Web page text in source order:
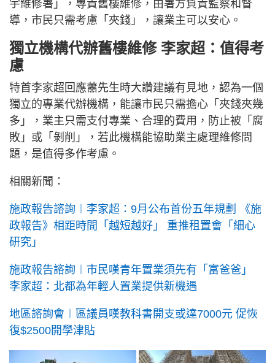
宇維修署」，專責舊樓維修，由署方負責監察和督
導，市民只需考慮「夾錢」，讓業主可以安心。
獨立機構代辦舊樓維修 李家超：值得考
慮
特首李家超回應蕭先生時大讚建議有見地，認為一個
獨立的專業代辦機構，能讓市民只需擔心「夾錢夾幾
多」，業主只需支付專業、合理的費用，防止被「腐
敗」或「剝削」，若此機構能協助業主處理維修問
題，是值得多作考慮。
相關新聞：
施政報告諮詢︱李家超：9月公布首份五年規劃 《施
政報告》相距時間「越短越好」 重推租置會「細心
研究」
施政報告諮詢︱市民嘆青年置業須先有「富爸爸」
李家超：北都為年輕人置業提供新機遇
地區諮詢會︱區議員嘆教科書開支或達7000元 促恢
復$2500開學津貼